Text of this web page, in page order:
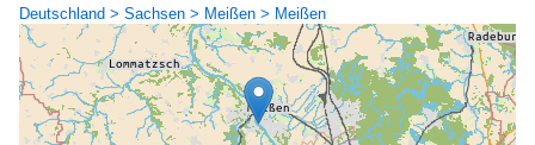
Deutschland > Sachsen > Meißen > Meißen